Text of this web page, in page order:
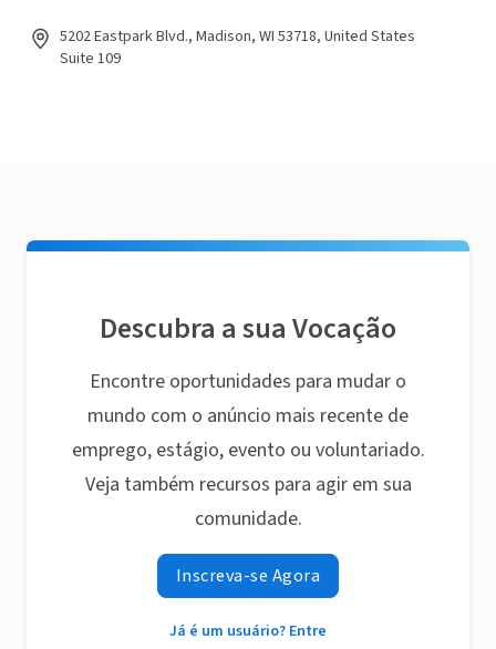
5202 Eastpark Blvd., Madison, WI 53718, United States
Suite 109
Descubra a sua Vocação
Encontre oportunidades para mudar o
mundo com o anúncio mais recente de
emprego, estágio, evento ou voluntariado.
Veja também recursos para agir em sua
comunidade.
Inscreva-se Agora
Já é um usuário? Entre